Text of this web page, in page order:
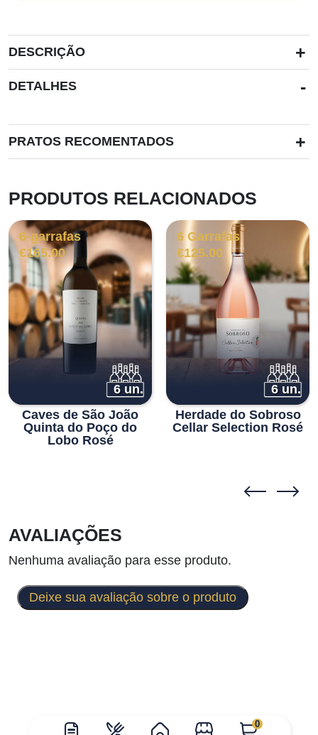
0
DESCRIÇÃO +
DETALHES -
PRATOS RECOMENTADOS +
PRODUTOS RELACIONADOS
6-garrafas
€165.00
6 un.
Caves de São João
Quinta do Poço do
Lobo Rosé
6 Garrafas
€125.00
6 un.
Herdade do Sobroso
Cellar Selection Rosé
AVALIAÇÕES
Nenhuma avaliação para esse produto.
Deixe sua avaliação sobre o produto